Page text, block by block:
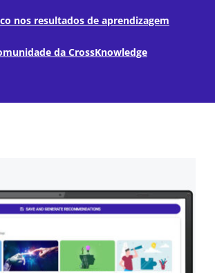
nos resultados de aprendizagem
da CrossKnowledge